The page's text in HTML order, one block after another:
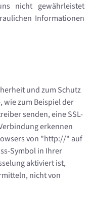
nicht gewährleistet
Informationen
und zum Schutz
zum Beispiel der
senden, eine SSL-
erkennen
von "http://" auf
Symbol in Ihrer
aktiviert ist,
nicht von